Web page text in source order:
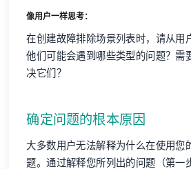
像用户一样思考：
在创建故障排除场景列表时，请从用
他们可能会遇到哪些类型的问题？需
决它们？
确定问题的根本原因
大多数用户无法解释为什么在使用您
题。通过解释您所列出的问题（第一